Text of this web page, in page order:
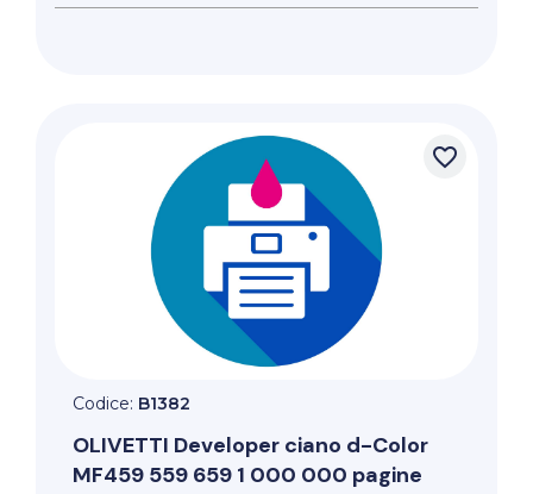
favorite_border
Codice: B1382
OLIVETTI Developer ciano d-Color
MF459 559 659 1 000 000 pagine